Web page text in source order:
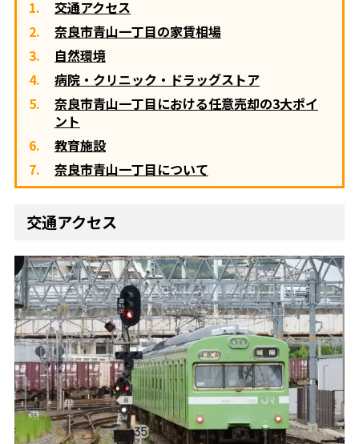
交通アクセス
奈良市青山一丁目の家賃相場
自然環境
病院・クリニック・ドラッグストア
奈良市青山一丁目における任意売却の3大ポイ
ント
教育施設
奈良市青山一丁目について
交通アクセス